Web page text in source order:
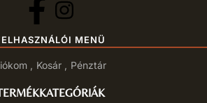
MENÜ
Kosár Pénztár